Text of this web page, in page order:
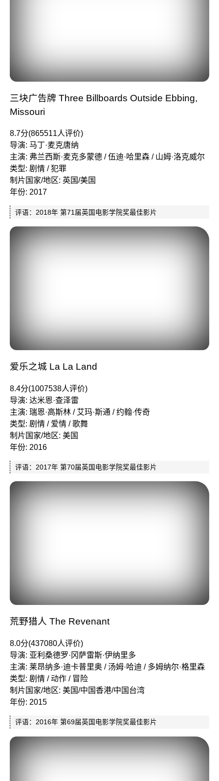
三块广告牌 Three Billboards Outside Ebbing,
Missouri
8.7分(865511人评价)
导演: 马丁·麦克唐纳
主演: 弗兰西斯·麦克多蒙德 / 伍迪·哈里森 / 山姆·洛克威尔
类型: 剧情 / 犯罪
制片国家/地区: 英国/美国
年份: 2017
评语：2018年 第71届英国电影学院奖最佳影片
爱乐之城 La La Land
8.4分(1007538人评价)
导演: 达米恩·查泽雷
主演: 瑞恩·高斯林 / 艾玛·斯通 / 约翰·传奇
类型: 剧情 / 爱情 / 歌舞
制片国家/地区: 美国
年份: 2016
评语：2017年 第70届英国电影学院奖最佳影片
荒野猎人 The Revenant
8.0分(437080人评价)
导演: 亚利桑德罗·冈萨雷斯·伊纳里多
主演: 莱昂纳多·迪卡普里奥 / 汤姆·哈迪 / 多姆纳尔·格里森
类型: 剧情 / 动作 / 冒险
制片国家/地区: 美国/中国香港/中国台湾
年份: 2015
评语：2016年 第69届英国电影学院奖最佳影片